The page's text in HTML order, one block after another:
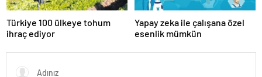
Türkiye 100 ülkeye tohum
ihraç ediyor
Yapay zeka ile çalışana özel
esenlik mümkün